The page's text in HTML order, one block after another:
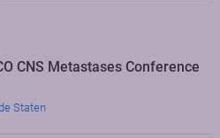
CNS Metastases Conference
Staten